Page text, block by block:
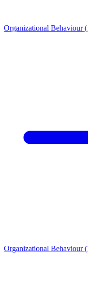
Organizational Behaviour
Organizational Behaviour